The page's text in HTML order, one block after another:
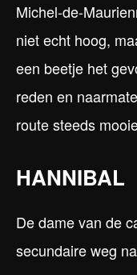
Michel-de-
niet echt hoog,
een beetje het
reden en
route steeds
HANNIBAL
De dame van de
secundaire weg